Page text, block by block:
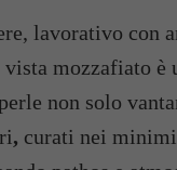
lavorativo
mozzafiato è
non solo
, curati nei